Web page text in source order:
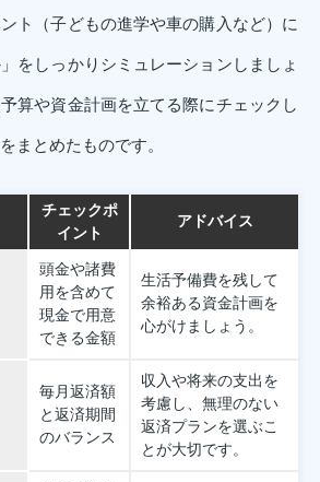
ト（子どもの進学や車の購入など）に
をしっかりシミュレーションしましょ
算や資金計画を立てる際にチェックし
まとめたものです。
チェックポ
イント
アドバイス
頭金や諸費
用を含めて
現金で用意
できる金額
生活予備費を残して
余裕ある資金計画を
心がけましょう。
毎月返済額
と返済期間
のバランス
収入や将来の支出を
考慮し、無理のない
返済プランを選ぶこ
とが大切です。